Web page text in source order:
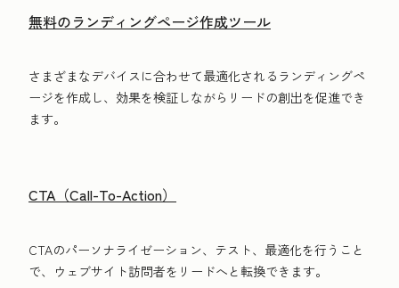
無料のランディングページ作成ツール
さまざまなデバイスに合わせて最適化されるランディングペ
ージを作成し、効果を検証しながらリードの創出を促進でき
ます。
CTA（Call-To-Action）
CTAのパーソナライゼーション、テスト、最適化を行うこと
で、ウェブサイト訪問者をリードへと転換できます。